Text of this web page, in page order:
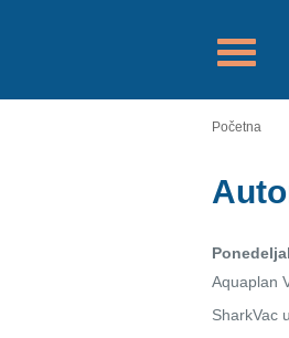
Početna
Aquaplan
SharkVac